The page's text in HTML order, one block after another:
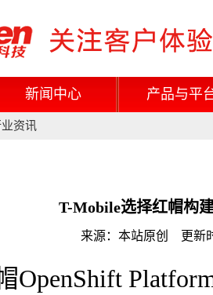
新闻中心 产品与平
资讯
T-Mobile选择红帽构
来源：本站原创 更新
OpenShift